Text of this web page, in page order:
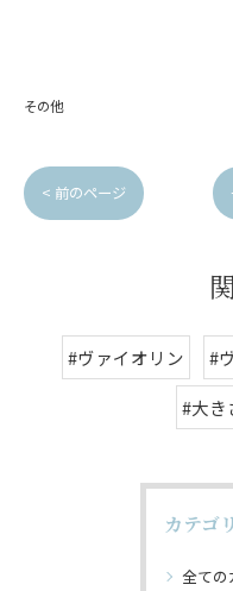
その他
< 前のページ
#ヴァイオリン #
#大き
カテゴ
全ての